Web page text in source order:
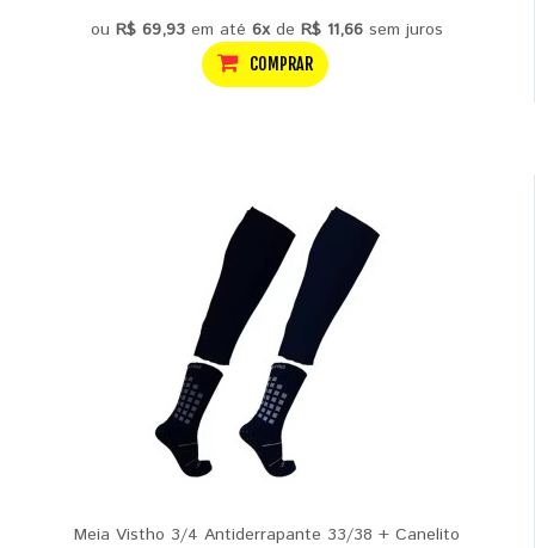
ou R$ 69,93 em até 6xde R$ 11,66 sem juros
COMPRAR
Meia Vistho 3/4 Antiderrapante 33/38 + Canelito